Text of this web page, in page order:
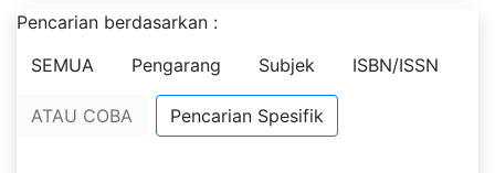
Pencarian berdasarkan :
SEMUA
Pengarang Subjek ISBN/ISSN
ATAU COBA Pencarian Spesifik